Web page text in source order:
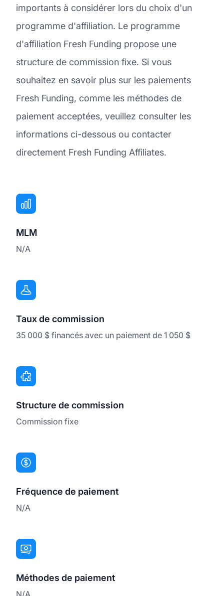
importants à considérer lors du choix d'un
programme d'affiliation. Le programme
d'affiliation Fresh Funding propose une
structure de commission fixe. Si vous
souhaitez en savoir plus sur les paiements
Fresh Funding, comme les méthodes de
paiement acceptées, veuillez consulter les
informations ci-dessous ou contacter
directement Fresh Funding Affiliates.
MLM
N/A
Taux de commission
35 000 $ financés avec un paiement de 1 050 $
Structure de commission
Commission fixe
Fréquence de paiement
N/A
Méthodes de paiement
N/A